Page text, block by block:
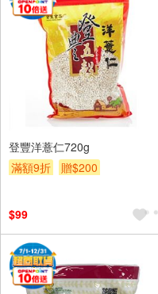
登豐洋薏仁720g
滿額9折
贈$200
$99